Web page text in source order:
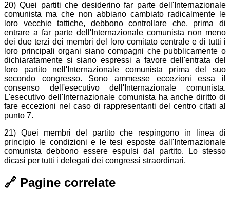
20) Quei partiti che desiderino far parte dell'Internazionale
comunista ma che non abbiano cambiato radicalmente le
loro vecchie tattiche, debbono controllare che, prima di
entrare a far parte dell'Internazionale comunista non meno
dei due terzi dei membri del loro comitato centrale e di tutti i
loro principali organi siano compagni che pubblicamente o
dichiaratamente si siano espressi a favore dell'entrata del
loro partito nell'Internazionale comunista prima del suo
secondo congresso. Sono ammesse eccezioni essa il
consenso dell'esecutivo dell'Internazionale comunista.
L'esecutivo dell'Internazionale comunista ha anche diritto di
fare eccezioni nel caso di rappresentanti del centro citati al
punto 7.
21) Quei membri del partito che respingono in linea di
principio le condizioni e le tesi esposte dall'Internazionale
comunista debbono essere espulsi dal partito. Lo stesso
dicasi per tutti i delegati dei congressi straordinari.
🔗 Pagine correlate